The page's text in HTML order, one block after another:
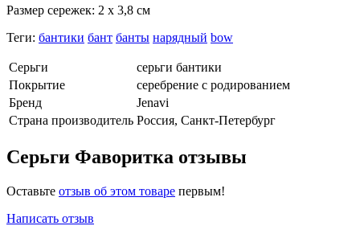
Размер сережек: 2 х 3,8 см
Теги: бантики бант банты нарядный bow
Серьги
серьги бантики
Покрытие
серебрение с родированием
Бренд
Jenavi
Страна производитель Россия, Санкт-Петербург
Серьги Фаворитка отзывы
Оставьте отзыв об этом товаре первым!
Написать отзыв